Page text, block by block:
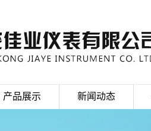
产品展示 新闻动态